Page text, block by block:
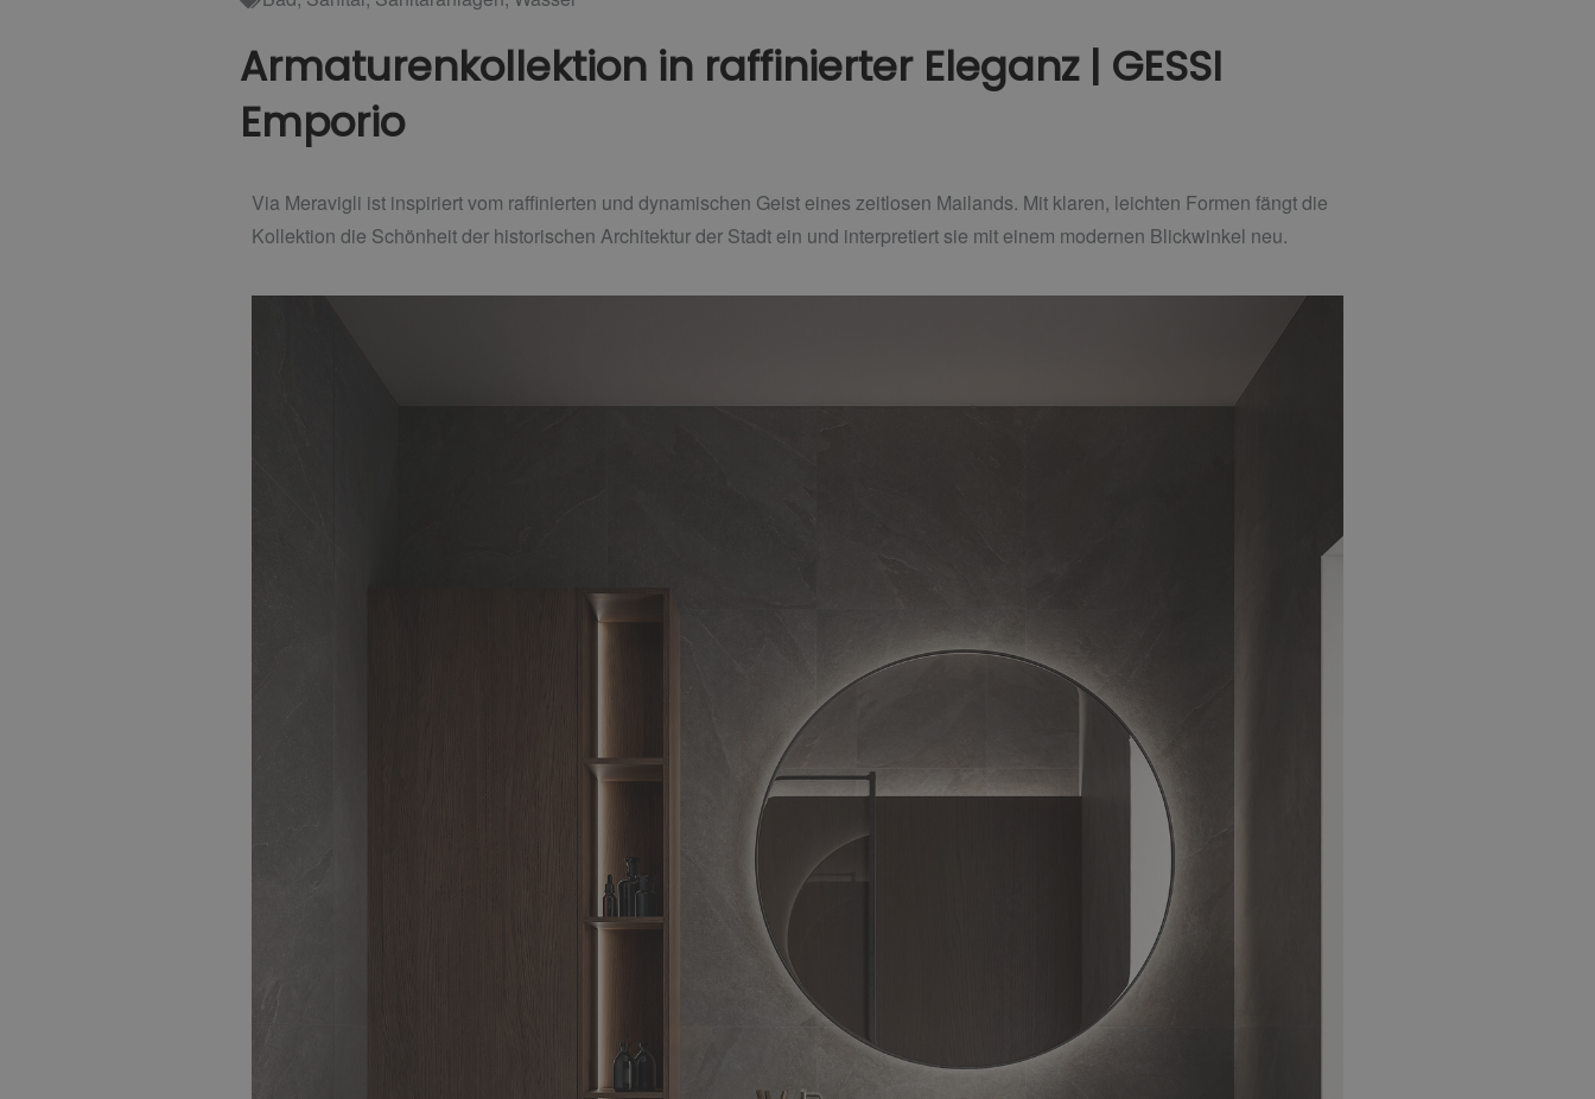
Armaturenkollektion in raffinierter Eleganz | GESSI
Emporio
Via Meravigli ist inspiriert vom raffinierten und dynamischen Geist eines zeitlosen Mailands. Mit klaren, leichten Formen fängt die
Kollektion die Schönheit der historischen Architektur der Stadt ein und interpretiert sie mit einem modernen Blickwinkel neu.